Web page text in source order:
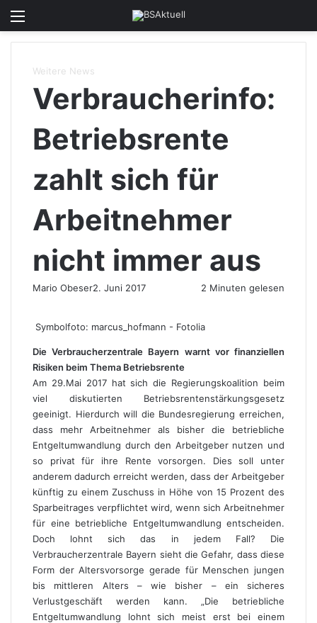
Weitere News
Verbraucherinfo:
Betriebsrente
zahlt sich für
Arbeitnehmer
nicht immer aus
Mario Obeser2. Juni 2017 2 Minuten gelesen
Symbolfoto: marcus_hofmann - Fotolia
Die Verbraucherzentrale Bayern warnt vor finanziellen
Risiken beim Thema Betriebsrente
Am 29.Mai 2017 hat sich die Regierungskoalition beim
viel diskutierten Betriebsrentenstärkungsgesetz
geeinigt. Hierdurch will die Bundesregierung erreichen,
dass mehr Arbeitnehmer als bisher die betriebliche
Entgeltumwandlung durch den Arbeitgeber nutzen und
so privat für ihre Rente vorsorgen. Dies soll unter
anderem dadurch erreicht werden, dass der Arbeitgeber
künftig zu einem Zuschuss in Höhe von 15 Prozent des
Sparbeitrages verpflichtet wird, wenn sich Arbeitnehmer
für eine betriebliche Entgeltumwandlung entscheiden.
Doch lohnt sich das in jedem Fall? Die
Verbraucherzentrale Bayern sieht die Gefahr, dass diese
Form der Altersvorsorge gerade für Menschen jungen
bis mittleren Alters – wie bisher – ein sicheres
Verlustgeschäft werden kann. „Die betriebliche
Entgeltumwandlung lohnt sich meist erst bei einem